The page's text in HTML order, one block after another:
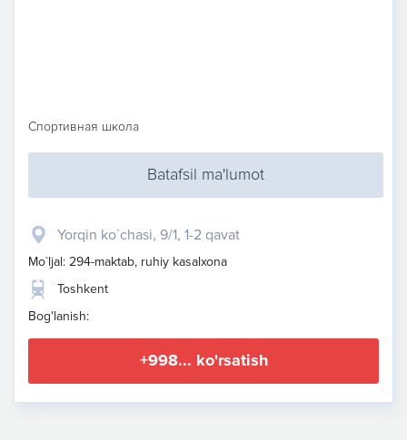
Спортивная школа
Batafsil ma'lumot
​Yorqin ko`chasi, 9/1​, 1-2 qavat
Mo`ljal: 294-maktab, ruhiy kasalxona
Toshkent
Bog'lanish:
+998... ko'rsatish